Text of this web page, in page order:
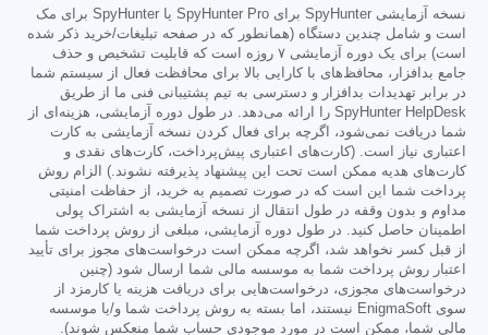
نسخه آزمایشی SpyHunter برای SpyHunter Pro یا SpyHunter برای مک
است و شامل چندین دستگاه (همانطور که در صفحه تبلیغات/خرید ذکر شده
است) برای یک دوره آزمایشی ۷ روزه است که قابلیت تشخیص و حذف
جامع بدافزار، محافظ‌های با کارایی بالا برای محافظت فعال از سیستم شما
در برابر تهدیدات بدافزار و دسترسی به تیم پشتیبانی فنی ما از طریق
SpyHunter HelpDesk را ارائه می‌دهد. در طول دوره آزمایشی، هزینه‌ای از
شما دریافت نمی‌شود، اگرچه برای فعال کردن نسخه آزمایشی به کارت
اعتباری نیاز است. (کارت‌های اعتباری پیش‌پرداخت، کارت‌های نقدی و
کارت‌های هدیه ممکن است تحت این پیشنهاد پذیرفته نشوند.) الزام روش
پرداخت شما این است که در صورت تصمیم به خرید، از حفاظت امنیتی
مداوم و بدون وقفه در طول انتقال از نسخه آزمایشی به اشتراک پولی
اطمینان حاصل کنید. در طول دوره آزمایشی، مبلغی از روش پرداخت شما
از قبل کسر نخواهد شد، اگرچه ممکن است درخواست‌های مجوز برای تأیید
اعتبار روش پرداخت شما به موسسه مالی شما ارسال شود (چنین
درخواست‌های مجوزی، درخواست‌هایی برای دریافت هزینه یا کارمزد از
سوی EnigmaSoft نیستند، اما بسته به روش پرداخت شما و/یا موسسه
مالی شما، ممکن است در مورد موجودی حساب شما منعکس شوند).